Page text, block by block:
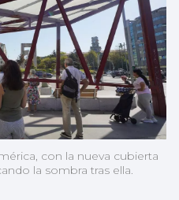
con la nueva cubierta
la sombra tras ella.